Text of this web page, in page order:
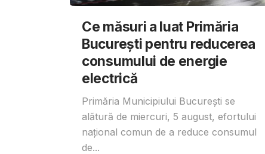
Ce măsuri a luat Primăria
București pentru reducerea
consumului de energie
electrică
Primăria Municipiului București se
alătură de miercuri, 5 august, efortului
național comun de a reduce consumul
de...